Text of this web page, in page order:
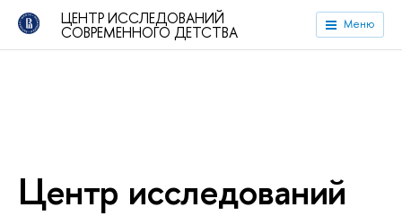
ЦЕНТР ИССЛЕДОВАНИЙ
СОВРЕМЕННОГО ДЕТСТВА Меню
Центр исследований